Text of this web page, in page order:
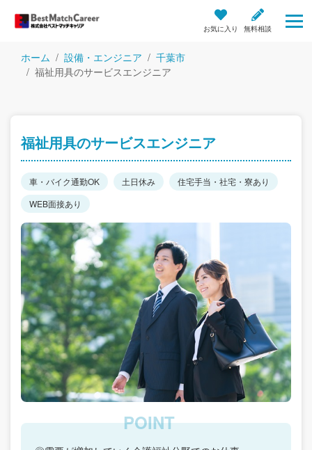
お気に入り 無料相談
ホーム 設備・エンジニア
千葉市
福祉用具のサービスエンジニア
福祉用具のサービスエンジニア
車・バイク通勤OK 土日休み
住宅手当・社宅・寮あり
WEB面接あり